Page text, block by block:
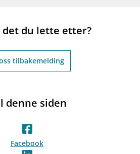
det du lette etter?
tilbakemelding
denne siden
Facebook